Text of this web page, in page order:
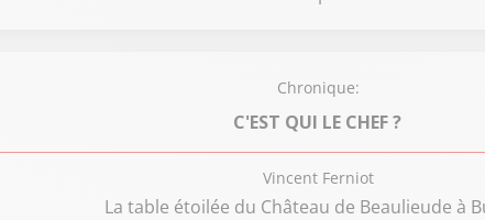
Chronique:
C'EST QUI LE CHEF ?
Vincent Ferniot
La table étoilée du Château de Beaulieude à